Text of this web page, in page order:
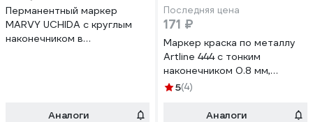
Перманентный маркер
MARVY UCHIDA с круглым
наконечником в
Аналоги
Последняя цена
171 ₽
Маркер краска по металлу
Artline 444 с тонким
наконечником 0.8 мм,
черный EK444XF-809
5(4)
Аналоги